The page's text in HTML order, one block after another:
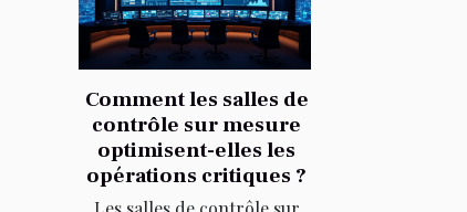
Comment les salles de
contrôle sur mesure
optimisent-elles les
opérations critiques ?